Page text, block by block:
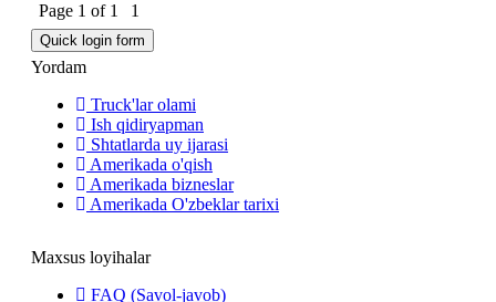
Page 1 of 1 1
Yordam
Truck'lar olami
Ish qidiryapman
Shtatlarda uy ijarasi
Amerikada o'qish
Amerikada bizneslar
Amerikada O'zbeklar tarixi
Maxsus loyihalar
FAQ (Savol-javob)